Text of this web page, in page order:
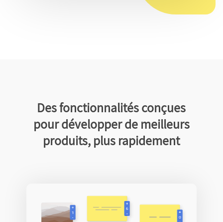
Des fonctionnalités conçues
pour développer de meilleurs
produits, plus rapidement